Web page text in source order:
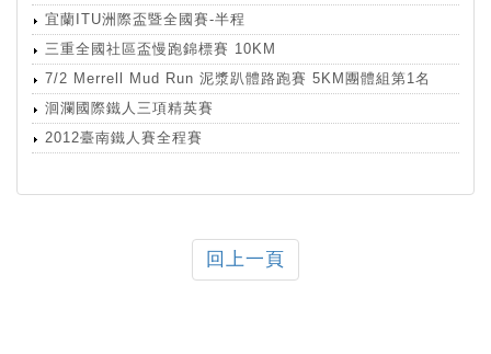
宜蘭ITU洲際盃暨全國賽-半程
三重全國社區盃慢跑錦標賽 10KM
7/2 Merrell Mud Run 泥漿趴體路跑賽 5KM團體組第1名
洄瀾國際鐵人三項精英賽
2012臺南鐵人賽全程賽
回上一頁